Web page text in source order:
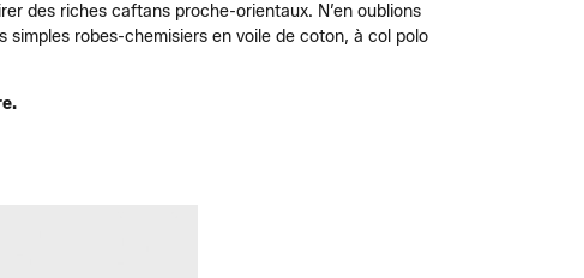
des riches caftans proche-orientaux. N’en oublions
robes-chemisiers en voile de coton, à col polo